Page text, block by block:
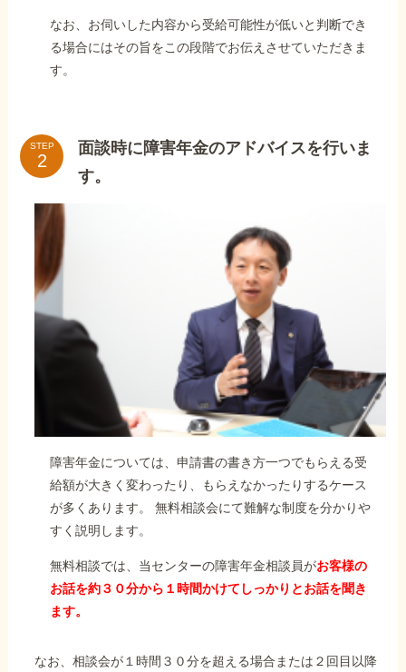
なお、お伺いした内容から受給可能性が低いと判断でき
る場合にはその旨をこの段階でお伝えさせていただきま
す。
STEP
面談時に障害年金のアドバイスを行いま
す。
障害年金については、申請書の書き方一つでもらえる受
給額が大きく変わったり、もらえなかったりするケース
が多くあります。 無料相談会にて難解な制度を分かりや
すく説明します。
無料相談では、当センターの障害年金相談員がお客様の
お話を約３０分から１時間かけてしっかりとお話を聞き
ます。
なお、相談会が１時間３０分を超える場合または２回目以降